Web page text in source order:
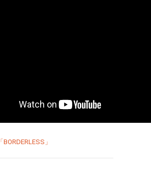
「BORDERLESS」